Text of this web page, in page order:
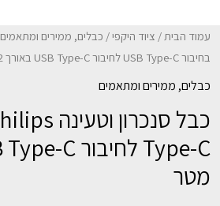
עמוד הבית/ ציוד היקפי/ כבלים, ממירים ומתאמים
בחיבור USB Type-C לחיבור USB Type-C באורך 1.2 מטר
כבלים, ממירים ומתאמים
מטר